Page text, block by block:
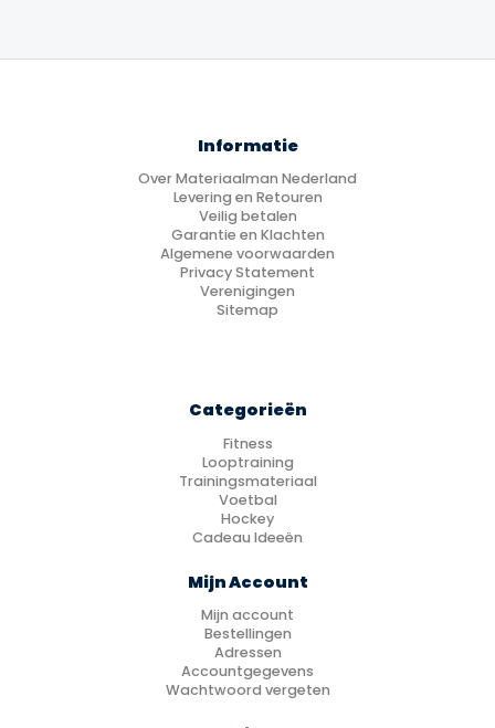
Informatie
Over Materiaalman Nederland
Levering en Retouren
Veilig betalen
Garantie en Klachten
Algemene voorwaarden
Privacy Statement
Verenigingen
Sitemap
Categorieën
Fitness
Looptraining
Trainingsmateriaal
Voetbal
Hockey
Cadeau Ideeën
Mijn Account
Mijn account
Bestellingen
Adressen
Accountgegevens
Wachtwoord vergeten